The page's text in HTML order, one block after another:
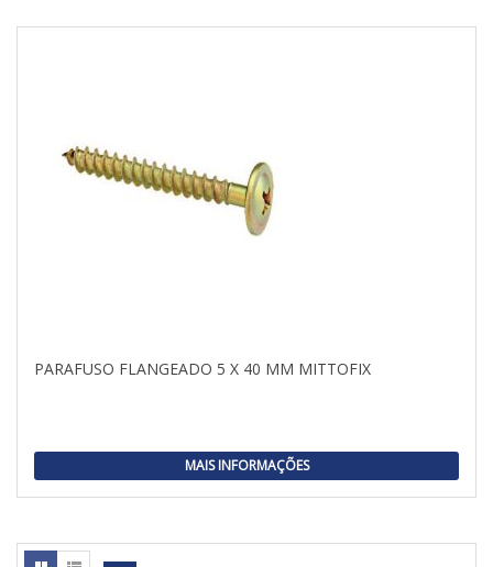
PARAFUSO FLANGEADO 5 X 40 MM MITTOFIX
MAIS INFORMAÇÕES